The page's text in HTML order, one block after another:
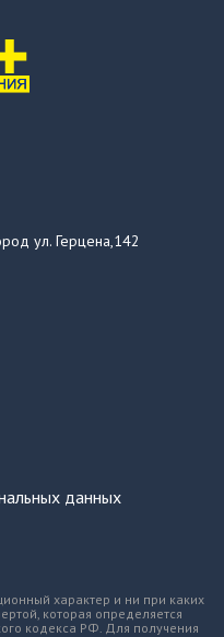
ул. Герцена,142
данных
характер и ни при каких
которая определяется
кодекса РФ. Для получения